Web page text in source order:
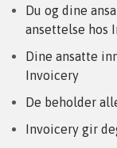
Du og dine
ansettelse hos
Dine ansatte
Invoicery
De beholder
Invoicery gir